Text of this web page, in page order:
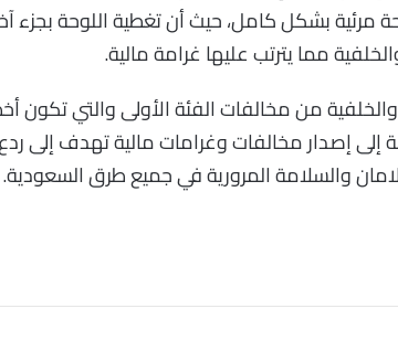
مرئية بشكل كامل، حيث أن تغطية اللوحة بجزء
مما يترتب عليها غرامة مالية.
من مخالفات الفئة الأولى والتي تكون
إلى إصدار مخالفات وغرامات مالية تهدف إلى
والسلامة المرورية في جميع طرق السعودية.